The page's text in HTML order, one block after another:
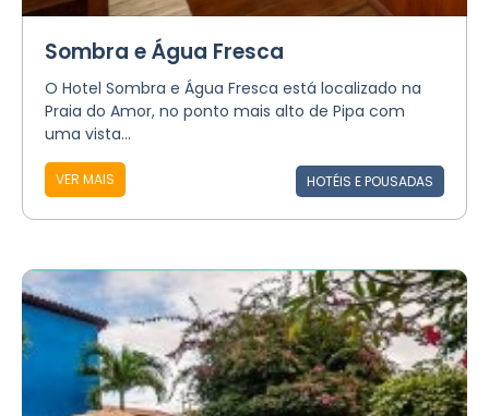
Sombra e Água Fresca
O Hotel Sombra e Água Fresca está localizado na
Praia do Amor, no ponto mais alto de Pipa com
uma vista...
VER MAIS HOTÉIS E POUSADAS